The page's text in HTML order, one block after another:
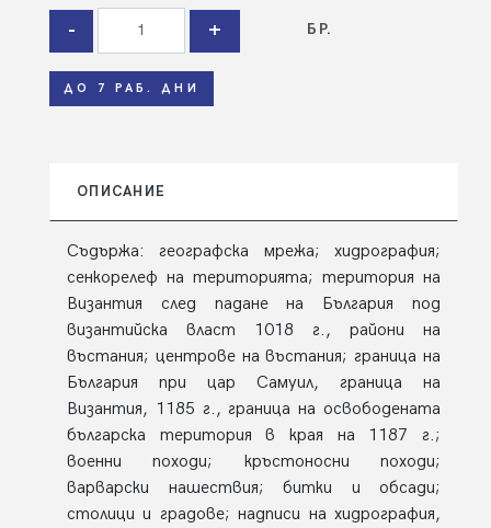
- + БР.
ДО 7 РАБ. ДНИ
ОПИСАНИЕ
Съдържа: географска мрежа; хидрография;
сенкорелеф на територията; територия на
Византия след падане на България под
византийска власт 1018 г., райони на
въстания; центрове на въстания; граница на
България при цар Самуил, граница на
Византия, 1185 г., граница на освободената
българска територия в края на 1187 г.;
военни походи; кръстоносни походи;
варварски нашествия; битки и обсади;
столици и градове; надписи на хидрография,